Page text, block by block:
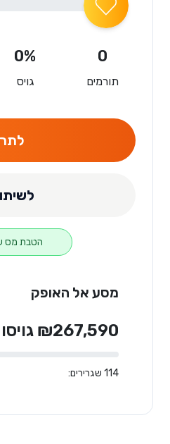
0
תורמים
0%
גויס
הטבת מס
מסע אל האופק
₪267,590 גויסו
114 שגרירים: